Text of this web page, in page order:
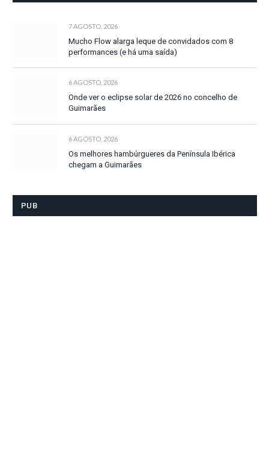
7 AGOSTO, 2026
Mucho Flow alarga leque de convidados com 8
performances (e há uma saída)
6 AGOSTO, 2026
Onde ver o eclipse solar de 2026 no concelho de
Guimarães
6 AGOSTO, 2026
Os melhores hambúrgueres da Península Ibérica
chegam a Guimarães
PUB